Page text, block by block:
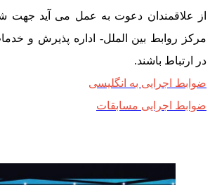
علاقمندان دعوت به عمل می آید جهت
روابط بین ­الملل- اداره پذیرش و
ارتباط باشند.
اجرایی به انگلیسی
اجرایی مسابقات